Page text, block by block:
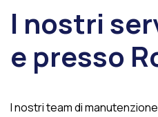
I nostri
e presso
I nostri team di